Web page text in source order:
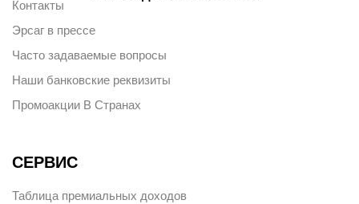
Контакты
Эрсаг в прессе
Часто задаваемые вопросы
Наши банковские реквизиты
Промоакции В Странах
СЕРВИС
Таблица премиальных доходов